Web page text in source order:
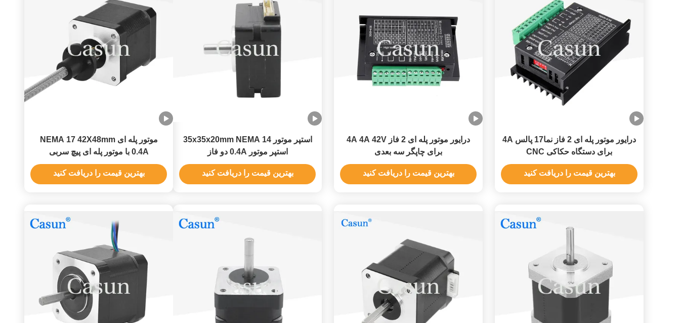
درایور موتور پله ای 2 فاز نما17 پالس 4A
برای دستگاه حکاکی CNC
بهترین قیمت را دریافت کنید
درایور موتور پله ای 2 فاز 4A 4A 42V
برای چاپگر سه بعدی
بهترین قیمت را دریافت کنید
استپر موتور 35x35x20mm NEMA 14
استپر موتور 0.4A دو فاز
بهترین قیمت را دریافت کنید
موتور پله ای NEMA 17 42X48mm
0.4A با موتور پله ای پیچ سربی
بهترین قیمت را دریافت کنید